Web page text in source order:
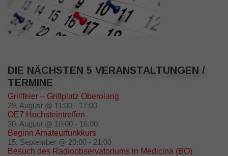
DIE NÄCHSTEN 5 VERANSTALTUNGEN /
TERMINE
Grillfeier – Grillplatz Oberolang
29. August @ 11:00 - 17:00
OE7 Hochsteintreffen
30. August @ 10:00 - 16:00
Beginn Amateurfunkkurs
15. September @ 20:00 - 21:00
Besuch des Radioobservatoriums in Medicina (BO)